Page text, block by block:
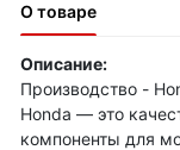
О товаре
Описание:
Производство -
Honda — это
компоненты для